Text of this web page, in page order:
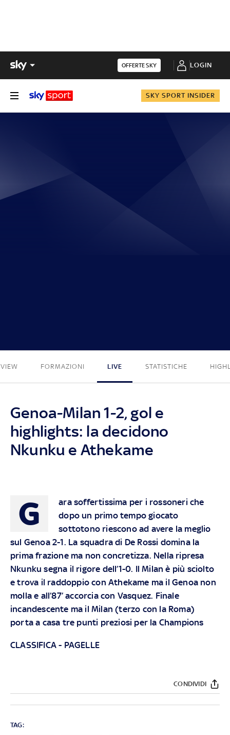
OFFERTE SKY LOGIN
SKY SPORT INSIDER
FORMAZIONI LIVE STATISTICHE
Genoa-Milan 1-2, gol e
highlights: la decidono
Nkunku e Athekame
G
ara soffertissima per i rossoneri che
dopo un primo tempo giocato
sottotono riescono ad avere la meglio
sul Genoa 2-1. La squadra di De Rossi domina la
prima frazione ma non concretizza. Nella ripresa
Nkunku segna il rigore dell’1-0. Il Milan è più sciolto
e trova il raddoppio con Athekame ma il Genoa non
molla e all’87’ accorcia con Vasquez. Finale
incandescente ma il Milan (terzo con la Roma)
porta a casa tre punti preziosi per la Champions
CLASSIFICA - PAGELLE
CONDIVIDI
TAG: